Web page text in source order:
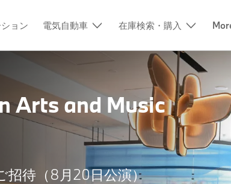
ョン 電気自動車 在庫検索・購入
Arts and Music
招待（8月20日公演）